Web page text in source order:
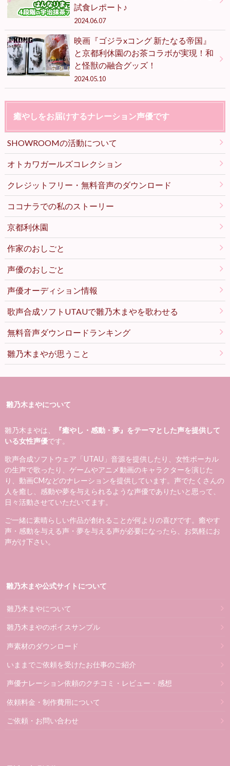
試食レポート♪
2024.06.07
映画『ゴジラxコング 新たなる帝国』
と京都利休園のお茶コラボが実現！和
と怪獣の融合グッズ！
2024.05.10
癒やしをお届けするナレーション声優です
SHOWROOMの活動について
オトカワガールズコレクション
クレジットフリー・無料音声のダウンロード
ココナラでの私のストーリー
京都利休園
作家のおしごと
声優のおしごと
声優オーディション情報
歌声合成ソフトUTAUで雛乃木まやを歌わせる
無料音声ダウンロードランキング
雛乃木まやが思うこと
雛乃木まやについて
雛乃木まやは、
『癒やし・感動・夢』をテーマとした声を提供して
いる女性声優です。
歌声合成ソフトウェア「UTAU」音源を提供したり、女性ボーカル
の生声で歌ったり、ゲームやアニメ動画のキャラクターを演じた
り、動画CMなどのナレーションを提供しています。声でたくさんの
人を癒し、感動や夢を与えられるような声優でありたいと思って、
日々活動させていただいてます。
ご一緒に素晴らしい作品が創れることが何よりの喜びです。癒やす
声・感動を与える声・夢を与える声が必要になったら、お気軽にお
声がけ下さい。
雛乃木まや公式サイトについて
雛乃木まやについて
雛乃木まやのボイスサンプル
声素材のダウンロード
いままでご依頼を受けたお仕事のご紹介
声優ナレーション依頼のクチコミ・レビュー・感想
依頼料金・制作費用について
ご依頼・お問い合わせ